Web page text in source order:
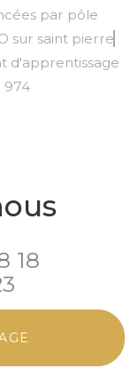
par pôle
sur saint pierre
d'apprentissage
974
18